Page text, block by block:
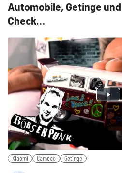
Automobile, Getinge
Check…
Xiaomi Cameco Getinge